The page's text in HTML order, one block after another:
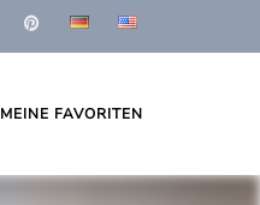
MEINE FAVORITEN